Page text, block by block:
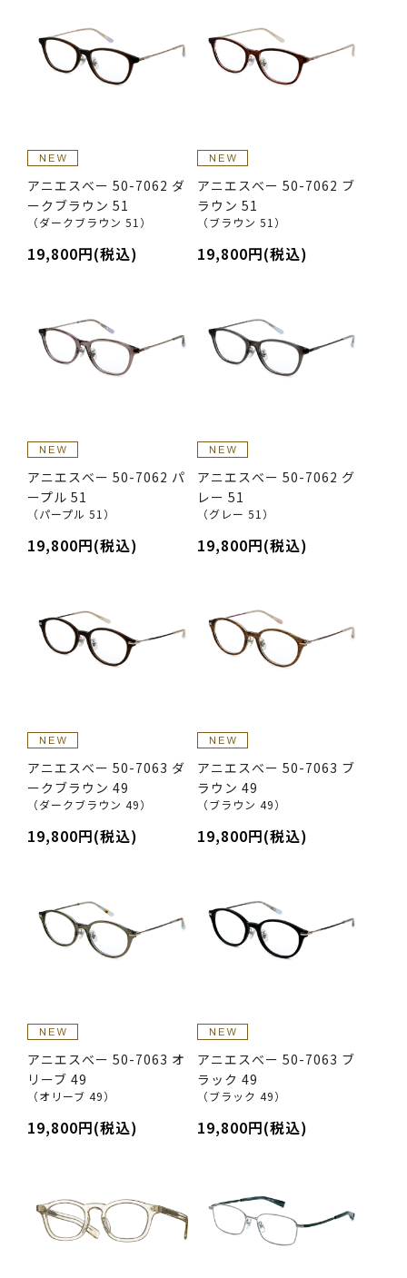
アニエスべー 50-7062 ダ
ークブラウン 51
（ダークブラウン 51）
19,800円(税込)
アニエスべー 50-7062 ブ
ラウン 51
（ブラウン 51）
19,800円(税込)
アニエスべー 50-7062 パ
ープル 51
（パープル 51）
19,800円(税込)
アニエスべー 50-7062 グ
レー 51
（グレー 51）
19,800円(税込)
アニエスべー 50-7063 ダ
ークブラウン 49
（ダークブラウン 49）
19,800円(税込)
アニエスべー 50-7063 ブ
ラウン 49
（ブラウン 49）
19,800円(税込)
アニエスべー 50-7063 オ
リーブ 49
（オリーブ 49）
19,800円(税込)
アニエスべー 50-7063 ブ
ラック 49
（ブラック 49）
19,800円(税込)